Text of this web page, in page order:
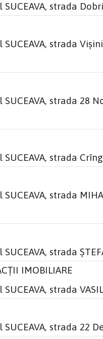
strada
strada
strada 28
strada
strada
strada
IMOBILIARE
strada
strada 22